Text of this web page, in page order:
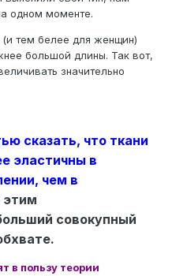
одном моменте.
тем белее для женщин)
большой длины. Так вот,
значительно
сказать, что ткани
эластичны в
чем в
этим
совокупный
в пользу теории